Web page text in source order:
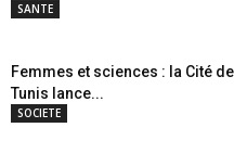
SANTE
Femmes et sciences : la Cité
Tunis lance...
SOCIETE